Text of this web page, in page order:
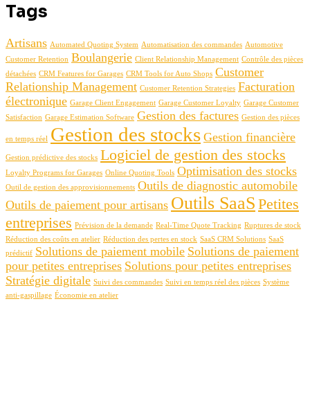
Tags
Artisans Automated Quoting System Automatisation des commandes Automotive
Customer Retention Boulangerie Client Relationship Management Contrôle des pièces
détachées CRM Features for Garages CRM Tools for Auto Shops Customer
Relationship Management Customer Retention Strategies Facturation
électronique Garage Client Engagement Garage Customer Loyalty Garage Customer
Satisfaction Garage Estimation Software Gestion des factures Gestion des pièces
en temps réel Gestion des stocks Gestion financière
Gestion prédictive des stocks Logiciel de gestion des stocks
Loyalty Programs for Garages Online Quoting Tools Optimisation des stocks
Outil de gestion des approvisionnements Outils de diagnostic automobile
Outils de paiement pour artisans Outils SaaS Petites
entreprises Prévision de la demande Real-Time Quote Tracking Ruptures de stock
Réduction des coûts en atelier Réduction des pertes en stock SaaS CRM Solutions SaaS
prédictif Solutions de paiement mobile Solutions de paiement
pour petites entreprises Solutions pour petites entreprises
Stratégie digitale Suivi des commandes Suivi en temps réel des pièces Système
anti-gaspillage Économie en atelier